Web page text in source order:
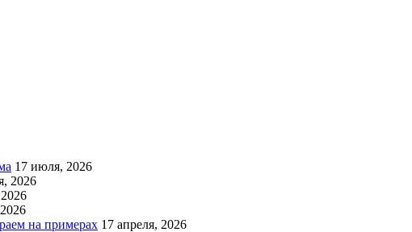
17 июля, 2026
2026
на примерах 17 апреля, 2026